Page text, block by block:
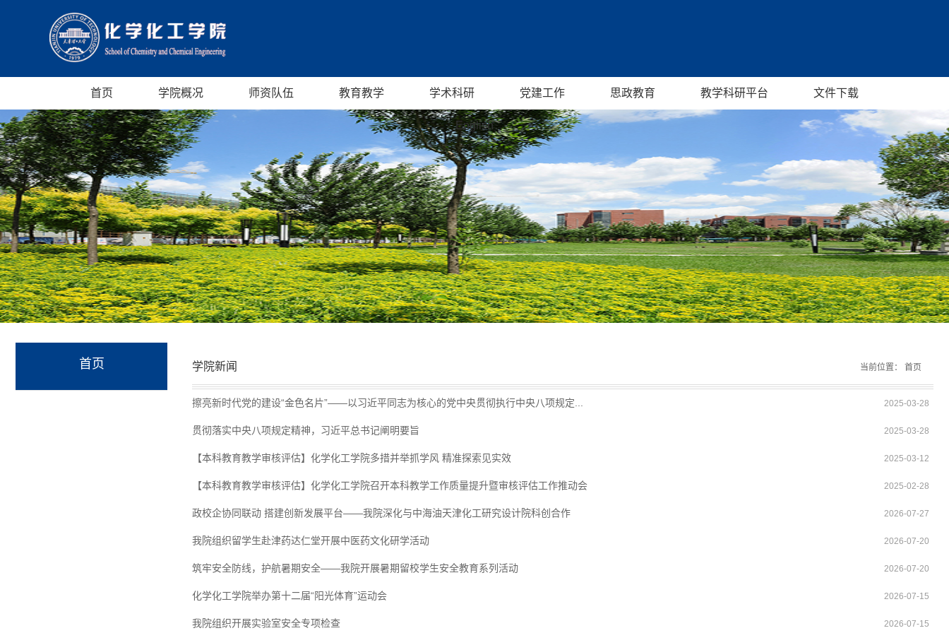
首页 学院概况 师资队伍 教育教学 学术科研 党建工作 思政教育 教学科研平台 文件下载
English
首页 学院新闻 当前位置： 首页
擦亮新时代党的建设“金色名片”——以习近平同志为核心的党中央贯彻执行中央八项规定... 2025-03-28
贯彻落实中央八项规定精神，习近平总书记阐明要旨 2025-03-28
【本科教育教学审核评估】化学化工学院多措并举抓学风 精准探索见实效 2025-03-12
【本科教育教学审核评估】化学化工学院召开本科教学工作质量提升暨审核评估工作推动会 2025-02-28
政校企协同联动 搭建创新发展平台——我院深化与中海油天津化工研究设计院科创合作 2026-07-27
我院组织留学生赴津药达仁堂开展中医药文化研学活动 2026-07-20
筑牢安全防线，护航暑期安全——我院开展暑期留校学生安全教育系列活动 2026-07-20
化学化工学院举办第十二届“阳光体育”运动会 2026-07-15
我院组织开展实验室安全专项检查 2026-07-15